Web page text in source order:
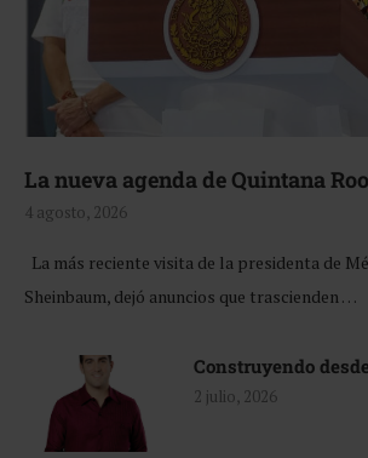
La nueva agenda de Quintana Roo
4 agosto, 2026
La más reciente visita de la presidenta de
Sheinbaum, dejó anuncios que trascienden …
Construyendo
2 julio, 2026